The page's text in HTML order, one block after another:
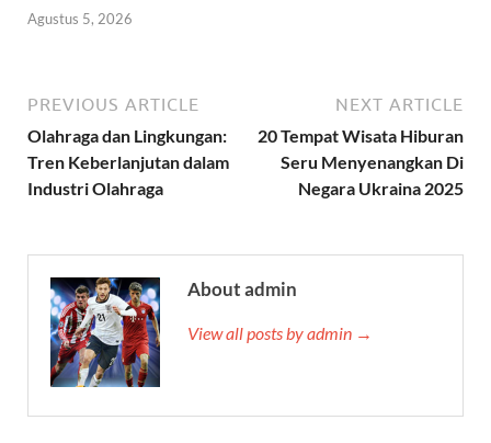
Agustus 5, 2026
PREVIOUS ARTICLE
Olahraga dan Lingkungan:
Tren Keberlanjutan dalam
Industri Olahraga
NEXT ARTICLE
20 Tempat Wisata Hiburan
Seru Menyenangkan Di
Negara Ukraina 2025
About admin
View all posts by admin →